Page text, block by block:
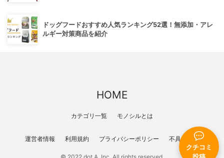
クチコミ
ドッグフードおすすめ人気ランキング52選！無添加・アレ
ルギー対策商品を紹介
HOME
カテゴリ一覧 モノシルとは
運営者情報 利用規約 プライバシーポリシー 不具合報告